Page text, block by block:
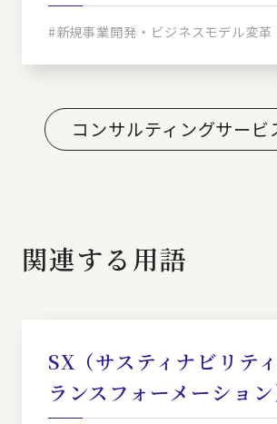
#新規事業開発・ビジネスモデル変革
コンサルティングサービ
関連する用語
SX（サスティナビリテ
ランスフォーメーション